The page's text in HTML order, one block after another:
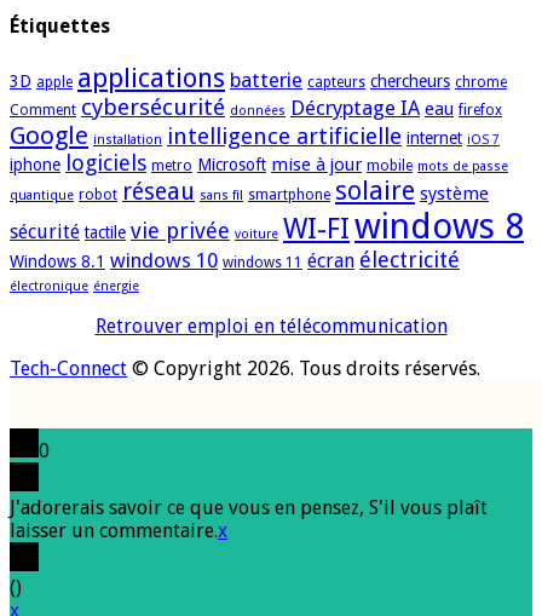
Étiquettes
3D apple applications batterie capteurs chercheurs chrome
Comment cybersécurité données Décryptage IA eau firefox
Google installation intelligence artificielle internet iOS 7
iphone logiciels metro Microsoft mise à jour mobile mots de passe
quantique robot réseau sans fil smartphone solaire système
sécurité tactile vie privée voiture WI-FIwindows 8
Windows 8.1 windows 10 windows 11 écran électricité
électronique énergie
Retrouver emploi en télécommunication
Tech-Connect © Copyright 2026. Tous droits réservés.
0
J'adorerais savoir ce que vous en pensez, S'il vous plaît
laisser un commentaire.x
()
x